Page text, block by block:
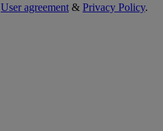
User agreement & Privacy Policy.